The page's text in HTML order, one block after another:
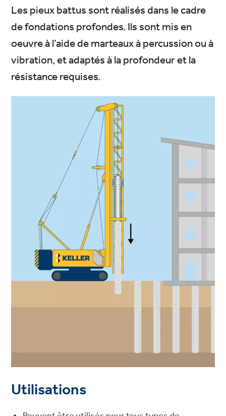
Les pieux battus sont réalisés dans le cadre
de fondations profondes. Ils sont mis en
oeuvre à l’aide de marteaux à percussion ou à
vibration, et adaptés à la profondeur et la
résistance requises.
Utilisations